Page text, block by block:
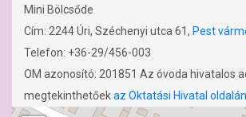
Mini Bölcsőde
Cím: 2244 Úri, Széchenyi utca 61, Pest
Telefon: +36-29/456-003
OM azonosító: 201851 Az óvoda hivatalos
megtekinthetőekaz Oktatási Hivatal oldalán